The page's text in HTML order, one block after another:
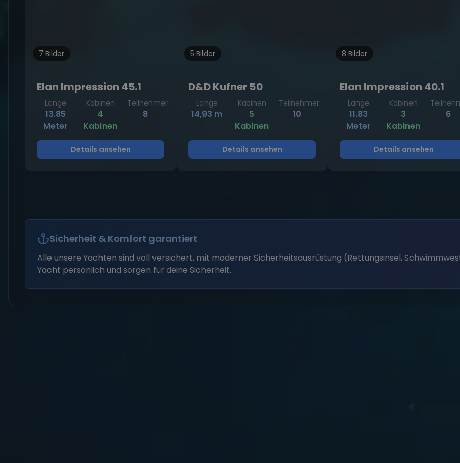
7 Bilder
Elan Impression 45.1
Länge
13.85
Meter
Kabinen
4
Kabinen
Teilnehmer
8
Details ansehen
5 Bilder
D&D Kufner 50
Länge
14,93 m
Kabinen
5
Kabinen
Teilnehmer
10
Details ansehen
8 Bilder
Elan Impression 40.1
Länge
11.83
Meter
Kabinen
3
Kabinen
6
Details ansehen
Sicherheit & Komfort garantiert
Alle unsere Yachten sind voll versichert, mit moderner Sicherheitsausrüstung (Rettungsinsel,
Yacht persönlich und sorgen für deine Sicherheit.